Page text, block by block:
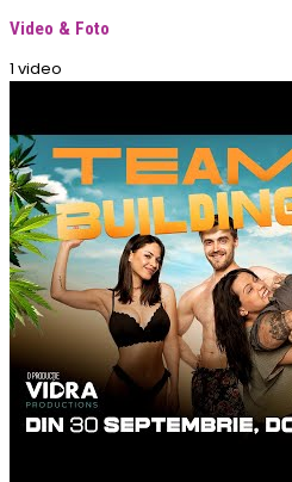
Video & Foto
1 video